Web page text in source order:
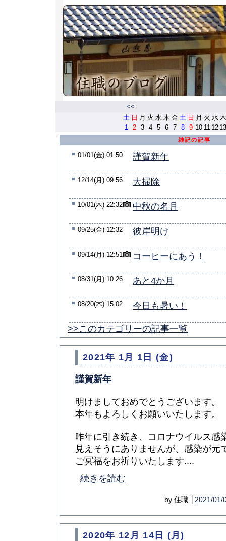
<<
土 日 月 火 水 木 金 土 日 月 火 水 木
1
2 3 4 5 6 7 8 9 10 11 12 13
雑記の記事
■ 01/01(金) 01:50 謹賀新年
■ 12/14(月) 09:56 大掃除
■ 10/01(木) 22:32 中秋の名月
■ 09/25(金) 12:32 彼岸明け
■ 09/14(月) 12:51 コーヒーにあう！
■ 08/31(月) 10:26 あと4か月
■ 08/20(木) 15:02 今日も暑い！
>>このカテゴリーの記事一覧
2021年 1月 1日 (金)
謹賀新年
明けましておめでとうございます。
本年もよろしくお願いいたします。
昨年に引き続き、コロナウイルス感
見えそうにありませんが、感染が元
ご冥福をお祈りいたします....
続きを読む
by 住職 │ 2021/01/
2020年 12月 14日 (月)